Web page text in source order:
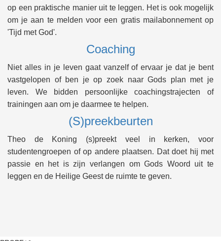
op een praktische manier uit te leggen. Het is ook mogelijk
om je aan te melden voor een gratis mailabonnement op
'Tijd met God'.
Coaching
Niet alles in je leven gaat vanzelf of ervaar je dat je bent
vastgelopen of ben je op zoek naar Gods plan met je
leven. We bidden persoonlijke coachingstrajecten of
trainingen aan om je daarmee te helpen.
(S)preekbeurten
Theo de Koning (s)preekt veel in kerken, voor
studentengroepen of op andere plaatsen. Dat doet hij met
passie en het is zijn verlangen om Gods Woord uit te
leggen en de Heilige Geest de ruimte te geven.